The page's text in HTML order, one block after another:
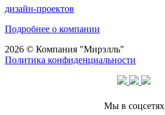
дизайн-проектов
Подробнее о компании
2026 © Компания "Мирэлль"
Политика конфиденциальности
Мы в соцсетях